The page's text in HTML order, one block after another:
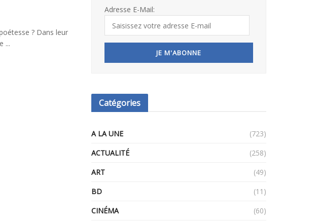
? Dans leur
...
Adresse E-Mail:
Catégories
A LA UNE
(723)
ACTUALITÉ
(258)
ART
(49)
BD
(11)
CINÉMA
(60)